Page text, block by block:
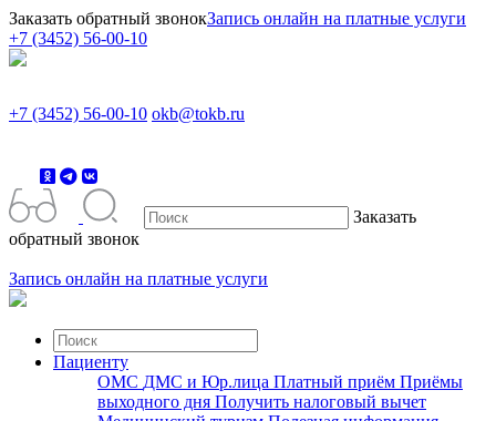
Заказать обратный звонокЗапись онлайн на платные услуги
+7 (3452) 56-00-10
+7 (3452) 56-00-10 okb@tokb.ru
Заказать
обратный звонок
Запись онлайн на платные услуги
Пациенту
ОМС ДМС и Юр.лица Платный приём Приёмы
выходного дня Получить налоговый вычет